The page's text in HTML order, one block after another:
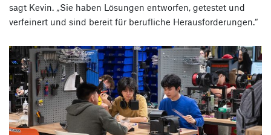
sagt Kevin. „Sie haben Lösungen entworfen, getestet und
verfeinert und sind bereit für berufliche Herausforderungen.“